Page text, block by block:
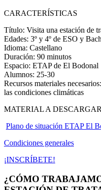
CARACTERÍSTICAS
Título: Visita una estación de
Edades: 3º y 4º de ESO y
Idioma: Castellano
Duración: 90 minutos
Espacio: ETAP de El Bodonal
Alumnos: 25-30
Recursos materiales necesarios:
las condiciones climáticas
MATERIAL A DESCARGAR
Plano de situación ETAP El
Condiciones generales
¡INSCRÍBETE!
¿CÓMO